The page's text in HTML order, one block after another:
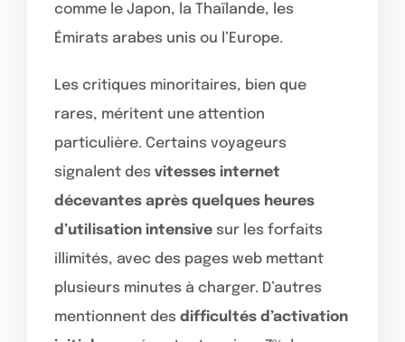
comme le Japon, la Thaïlande, les
Émirats arabes unis ou l’Europe.
Les critiques minoritaires, bien que
rares, méritent une attention
particulière. Certains voyageurs
signalent des vitesses internet
décevantes après quelques heures
d’utilisation intensive sur les forfaits
illimités, avec des pages web mettant
plusieurs minutes à charger. D’autres
mentionnent des difficultés d’activation